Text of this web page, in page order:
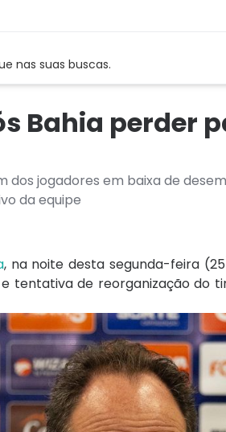
nas suas buscas.
Bahia perder
dos jogadores em baixa de
da equipe
, na noite desta segunda-feira
tentativa de reorganização do